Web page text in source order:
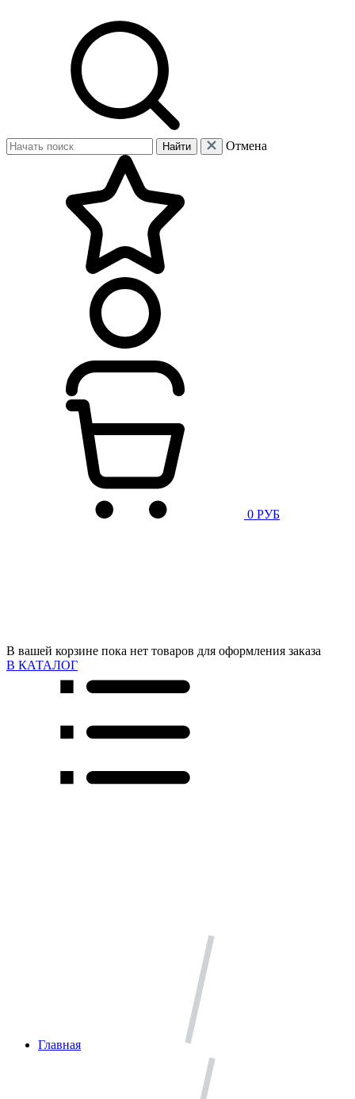
Найти Отмена
0 РУБ
В вашей корзине пока нет товаров для оформления заказа
В КАТАЛОГ
Главная